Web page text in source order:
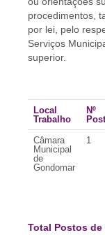
procedimentos,
por lei, pelo
Serviços
superior.
Local
Trabalho
Nº
Câmara
Municipal
de
Gondomar
1
Total Postos de